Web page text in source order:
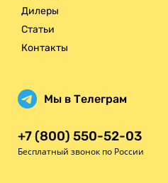
Дилеры
Статьи
Контакты
Мы в Телеграм
+7 (800) 550-52-03
Бесплатный звонок по России